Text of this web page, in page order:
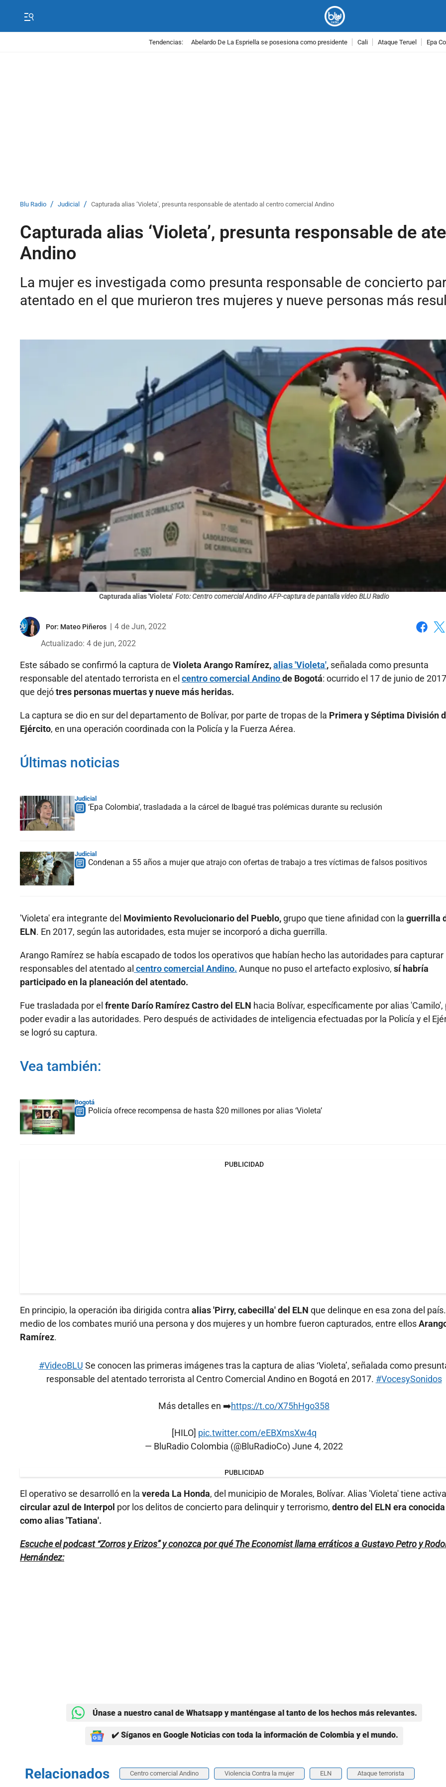
Tendencias: Abelardo De La Espriella se posesiona como presidente Cali Ataque Teruel Epa
Blu Radio / Judicial / Capturada alias ‘Violeta’, presunta responsable de atentado al centro comercial Andino
Capturada alias ‘Violeta’, presunta responsable de
Andino
La mujer es investigada como presunta responsable de concierto
atentado en el que murieron tres mujeres y nueve personas más
Capturada alias 'Violeta' Foto: Centro comercial Andino AFP-captura de pantalla video BLU Radio
Por: Mateo Piñeros
4 de Jun, 2022
Actualizado: 4 de jun, 2022
Este sábado se confirmó la captura de Violeta Arango Ramírez,alias 'Violeta', señalada como presunta
responsable del atentado terrorista en el centro comercial Andinode Bogotá: ocurrido el 17 de junio de
que dejótres personas muertas y nueve más heridas.
La captura se dio en sur del departamento de Bolívar, por parte de tropas de la Primera y Séptima División
Ejército, en una operación coordinada con la Policía y la Fuerza Aérea.
Últimas noticias
Judicial
‘Epa Colombia’, trasladada a la cárcel de Ibagué tras polémicas durante su reclusión
Judicial
Condenan a 55 años a mujer que atrajo con ofertas de trabajo a tres víctimas de falsos positivos
'Violeta' era integrante del Movimiento Revolucionario del Pueblo, grupo que tiene afinidad con la guerrilla
ELN. En 2017, según las autoridades, esta mujer se incorporó a dicha guerrilla.
Arango Ramírez se había escapado de todos los operativos que habían hecho las autoridades para capturar
responsables del atentado al centro comercial Andino. Aunque no puso el artefacto explosivo, sí habría
participado en la planeación del atentado.
Fue trasladada por el frente Darío Ramírez Castro del ELN hacia Bolívar, específicamente por alias 'Camilo',
poder evadir a las autoridades. Pero después de actividades de inteligencia efectuadas por la Policía y el
se logró su captura.
Vea también:
Bogotá
Policía ofrece recompensa de hasta $20 millones por alias ‘Violeta’
PUBLICIDAD
En principio, la operación iba dirigida contra alias 'Pirry, cabecilla' del ELN que delinque en esa zona del
medio de los combates murió una persona y dos mujeres y un hombre fueron capturados, entre ellos
Ramírez.
#VideoBLU Se conocen las primeras imágenes tras la captura de alias ‘Violeta’, señalada como
responsable del atentado terrorista al Centro Comercial Andino en Bogotá en 2017. #VocesySonidos
Más detalles en ➡️https://t.co/X75hHgo358
[HILO] pic.twitter.com/eEBXmsXw4q
— BluRadio Colombia (@BluRadioCo) June 4, 2022
PUBLICIDAD
El operativo se desarrolló en la vereda La Honda, del municipio de Morales, Bolívar. Alias 'Violeta' tiene
circular azul de Interpol por los delitos de concierto para delinquir y terrorismo, dentro del ELN era conocida
como alias 'Tatiana'.
Escuche el podcast “Zorros y Erizos” y conozca por qué The Economist llama erráticos a Gustavo Petro y
Hernández:
Únase a nuestro canal de Whatsapp y manténgase al tanto de los hechos más relevantes.
✔️ Síganos en Google Noticias con toda la información de Colombia y el mundo.
Relacionados Centro comercial Andino Violencia Contra la mujer ELN Ataque terrorista